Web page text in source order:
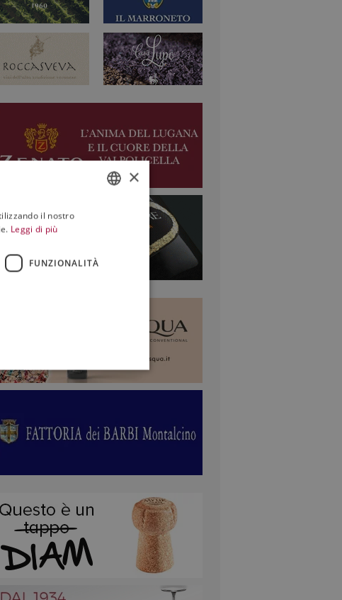
×
il nostro
Leggi di più
FUNZIONALITÀ